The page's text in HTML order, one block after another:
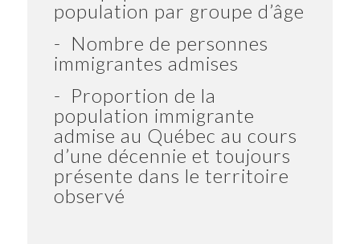
population par groupe d’âge
- Nombre de personnes
immigrantes admises
- Proportion de la
population immigrante
admise au Québec au cours
d’une décennie et toujours
présente dans le territoire
observé